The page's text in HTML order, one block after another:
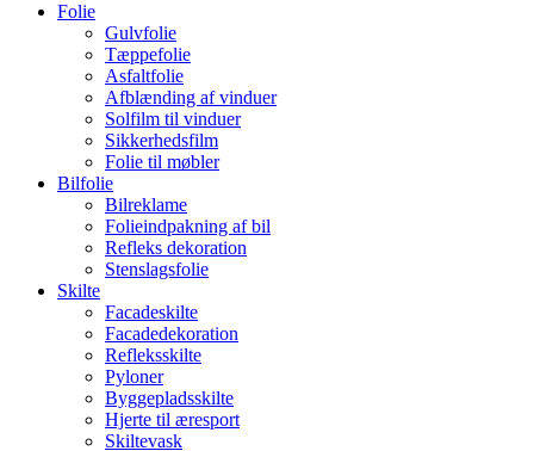
Folie
Gulvfolie
Tæppefolie
Asfaltfolie
Afblænding af vinduer
Solfilm til vinduer
Sikkerhedsfilm
Folie til møbler
Bilfolie
Bilreklame
Folieindpakning af bil
Refleks dekoration
Stenslagsfolie
Skilte
Facadeskilte
Facadedekoration
Refleksskilte
Pyloner
Byggepladsskilte
Hjerte til æresport
Skiltevask